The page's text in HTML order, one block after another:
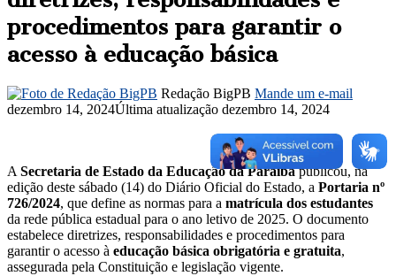
procedimentos para garantir o
acesso à educação básica
Redação BigPB Mande um e-mail
dezembro 14, 2024Última atualização dezembro 14, 2024
A Secretaria de Estado da Educação da Paraíbapublicou, na
edição deste sábado (14) do Diário Oficial do Estado, a Portaria nº
726/2024, que define as normas para a matrícula dos estudantes
da rede pública estadual para o ano letivo de 2025. O documento
estabelece diretrizes, responsabilidades e procedimentos para
garantir o acesso à educação básica obrigatória e gratuita,
assegurada pela Constituição e legislação vigente.